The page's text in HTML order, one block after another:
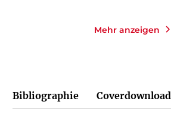
Mehr anzeigen
Bibliographie Coverdownload